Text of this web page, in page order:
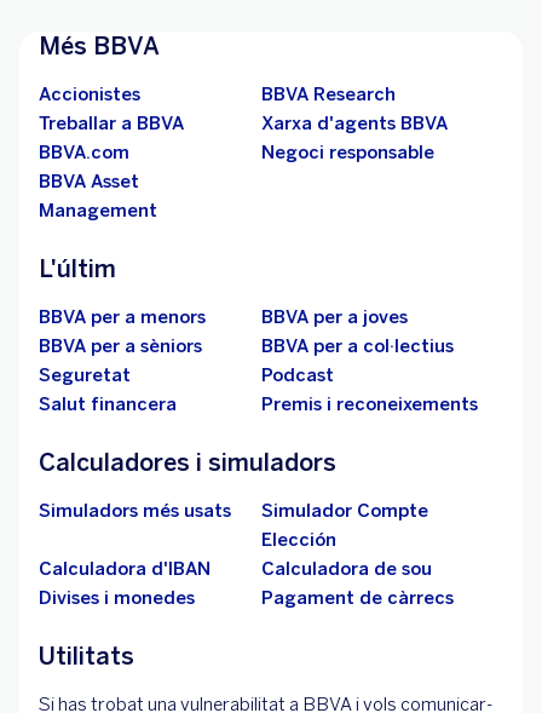
Més BBVA
Accionistes
BBVA Research
Treballar a BBVA
Xarxa d'agents BBVA
BBVA.com
Negoci responsable
BBVA Asset
Management
L'últim
BBVA per a menors
BBVA per a joves
BBVA per a sèniors
BBVA per a col·lectius
Seguretat
Podcast
Salut financera
Premis i reconeixements
Calculadores i simuladors
Simuladors més usats
Simulador Compte
Elección
Calculadora d'IBAN
Calculadora de sou
Divises i monedes
Pagament de càrrecs
Utilitats
Si has trobat una vulnerabilitat a BBVA i vols comunicar-